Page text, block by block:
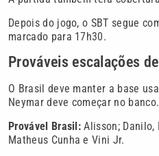
Depois do jogo, o SBT segue
marcado para 17h30.
Prováveis escalações
O Brasil deve manter a base
Neymar deve começar no banco.
Provável Brasil: Alisson; Danilo,
Matheus Cunha e Vini Jr.